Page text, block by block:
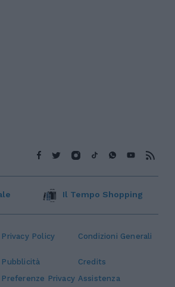
Privacy Policy Condizioni Generali
Pubblicità
Credits
Preferenze Privacy Assistenza
Il Tempo Shopping